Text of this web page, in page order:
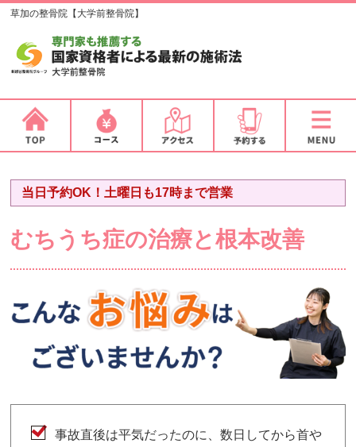
草加の整骨院【大学前整骨院】
当日予約OK！土曜日も17時まで営業
むちうち症の治療と根本改善
事故直後は平気だったのに、数日してから首や